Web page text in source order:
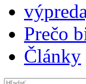
Prečo
Články